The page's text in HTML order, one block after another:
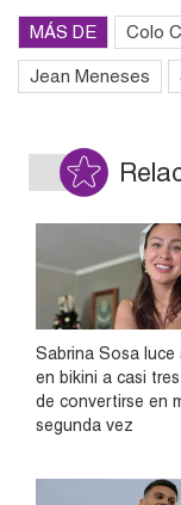
MÁS DE Colo
Jean Meneses
Sabrina Sosa luce
en bikini a casi
de convertirse en
segunda vez